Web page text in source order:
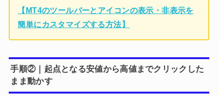
【MT4のツールバーとアイコンの表示・非表示を
簡単にカスタマイズする方法】
手順②｜起点となる安値から高値までクリックした
まま動かす